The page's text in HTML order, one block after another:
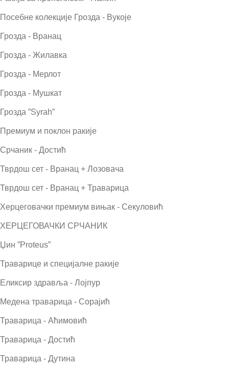
Посебне колекције Грозда - Вукоје
Грозда - Вранац
Грозда - Жилавка
Грозда - Мерлот
Грозда - Мушкат
Грозда ”Syrah”
Премиум и поклон ракије
Срчаник - Достић
Тврдош сет - Вранац + Лозовача
Тврдош сет - Вранац + Траварица
Херцеговачки премиум вињак - Секуловић
ХЕРЦЕГОВАЧКИ СРЧАНИК
Џин ”Proteus”
Траварице и специјалне ракије
Еликсир здравља - Лојпур
Медена траварица - Сорајић
Траварица - Аћимовић
Траварица - Достић
Траварица - Дутина